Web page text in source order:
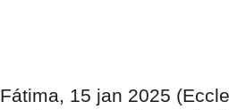
Fátima, 15 jan 2025